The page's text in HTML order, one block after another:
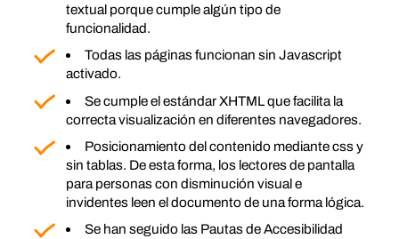
textual porque cumple algún tipo de
funcionalidad.
Todas las páginas funcionan sin Javascript
activado.
Se cumple el estándar XHTML que facilita la
correcta visualización en diferentes navegadores.
Posicionamiento del contenido mediante css y
sin tablas. De esta forma, los lectores de pantalla
para personas con disminución visual e
invidentes leen el documento de una forma lógica.
Se han seguido las Pautas de Accesibilidad